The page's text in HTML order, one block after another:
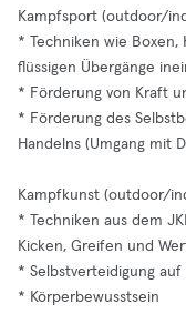
Kampfsport (outdoor/
* Techniken wie Boxen,
flüssigen Übergänge
* Förderung von Kraft
* Förderung des
Handelns (Umgang mit
Kampfkunst (outdoor/
* Techniken aus dem
Kicken, Greifen und
* Selbstverteidigung
* Körperbewusstsein